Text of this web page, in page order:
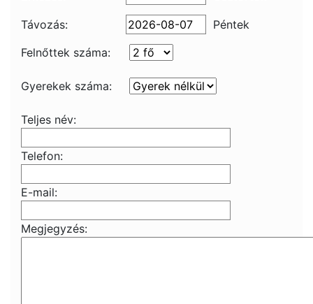
Távozás:
Péntek
Felnőttek száma:
Gyerekek száma:
Teljes név:
Telefon:
E-mail:
Megjegyzés: